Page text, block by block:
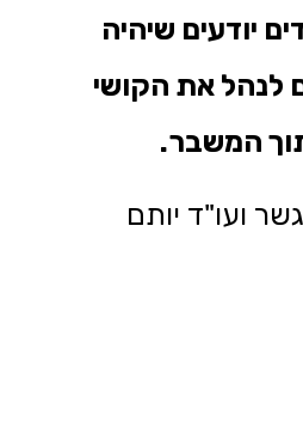
יודעים שיהיה
לנהל את הקושי
המשבר.
ועו"ד יותם